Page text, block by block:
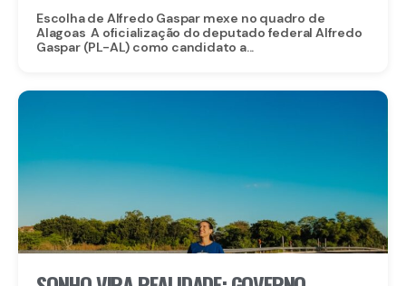
Escolha de Alfredo Gaspar mexe no quadro de
Alagoas A oficialização do deputado federal Alfredo
Gaspar (PL-AL) como candidato a...